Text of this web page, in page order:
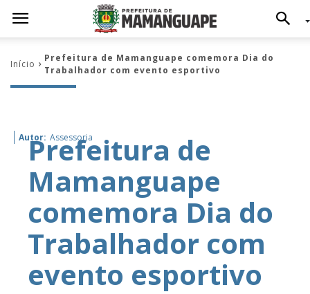
Início
Prefeitura de Mamanguape comemora Dia do
Trabalhador com evento esportivo
Autor: Assessoria
Prefeitura de
Mamanguape
comemora Dia do
Trabalhador com
evento esportivo